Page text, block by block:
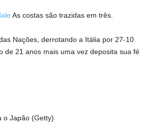
As costas são trazidas em três.
Nações, derrotando a Itália por 27-10.
de 21 anos mais uma vez deposita sua fé
o Japão (Getty)